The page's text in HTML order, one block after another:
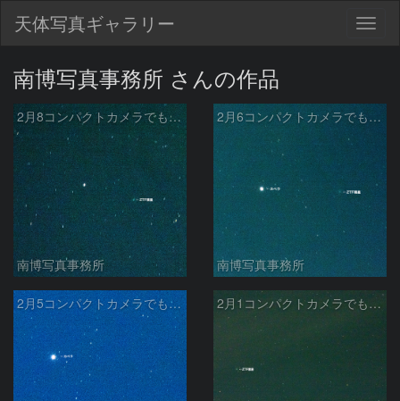
天体写真ギャラリー
南博写真事務所 さんの作品
2月8コンパクトカメラでも写るZTF彗星
南博写真事務所
2月6コンパクトカメラでも写るZTF彗星
南博写真事務所
2月5コンパクトカメラでも写るZTF彗星 2月1コンパクトカメラでも写るZTF彗星